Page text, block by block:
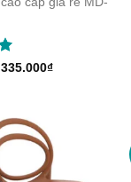
Original
335.000₫Current